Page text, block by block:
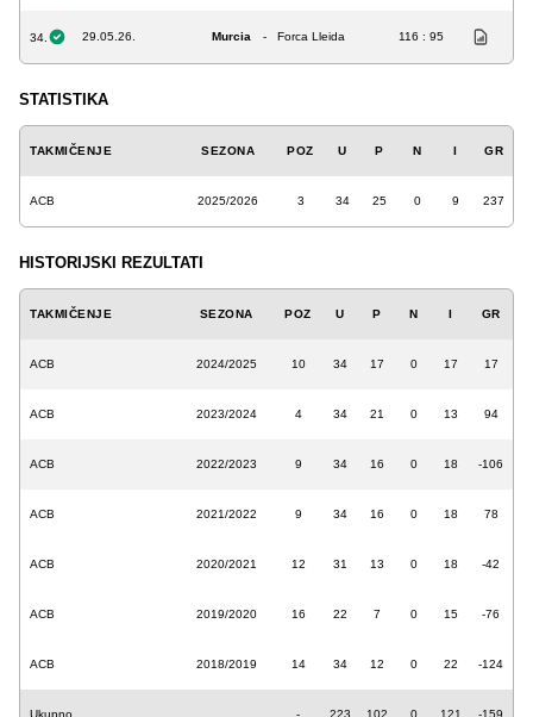
34. 29.05.26. Murcia - Forca Lleida 116 : 95
STATISTIKA
TAKMIČENJE SEZONA POZ U P N I GR
ACB 2025/2026 3 34 25 0 9 237
HISTORIJSKI REZULTATI
TAKMIČENJE SEZONA POZ U P N I GR
ACB 2024/2025 10 34 17 0 17 17
ACB 2023/2024 4 34 21 0 13 94
ACB 2022/2023 9 34 16 0 18 -106
ACB 2021/2022 9 34 16 0 18 78
ACB 2020/2021 12 31 13 0 18 -42
ACB 2019/2020 16 22 7 0 15 -76
ACB 2018/2019 14 34 12 0 22 -124
Ukupno - 223 102 0 121 -159